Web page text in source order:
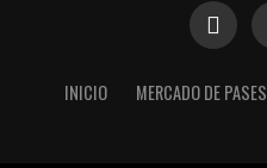
INICIO MERCADO DE PASES